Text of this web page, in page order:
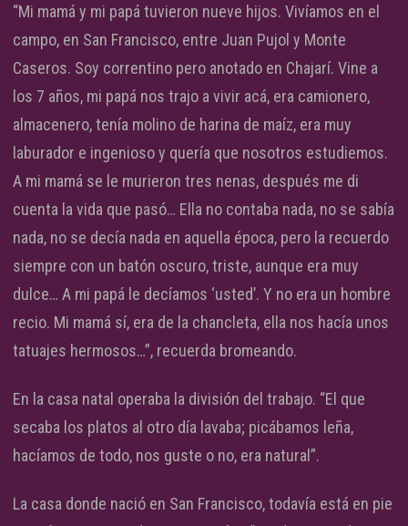
“Mi mamá y mi papá tuvieron nueve hijos. Vivíamos en el
campo, en San Francisco, entre Juan Pujol y Monte
Caseros. Soy correntino pero anotado en Chajarí. Vine a
los 7 años, mi papá nos trajo a vivir acá, era camionero,
almacenero, tenía molino de harina de maíz, era muy
laburador e ingenioso y quería que nosotros estudiemos.
A mi mamá se le murieron tres nenas, después me di
cuenta la vida que pasó… Ella no contaba nada, no se sabía
nada, no se decía nada en aquella época, pero la recuerdo
siempre con un batón oscuro, triste, aunque era muy
dulce… A mi papá le decíamos ‘usted’. Y no era un hombre
recio. Mi mamá sí, era de la chancleta, ella nos hacía unos
tatuajes hermosos…”, recuerda bromeando.
En la casa natal operaba la división del trabajo. “El que
secaba los platos al otro día lavaba; picábamos leña,
hacíamos de todo, nos guste o no, era natural”.
La casa donde nació en San Francisco, todavía está en pie